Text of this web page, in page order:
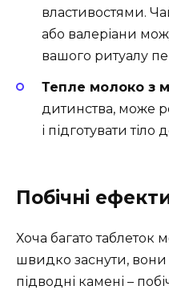
властивостями.
або валеріани
вашого ритуалу
Тепле молоко з
дитинства, може
і підготувати тіло
Побічні
Хоча багато таблеток
швидко заснути, вони
підводні камені –